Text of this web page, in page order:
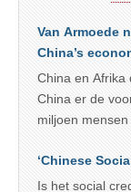
Van Armoede
China’s
China en Afrika
China er de
miljoen
‘Chinese
Is het social